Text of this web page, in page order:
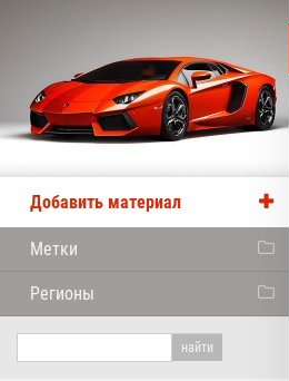
Добавить материал
Метки
Регионы